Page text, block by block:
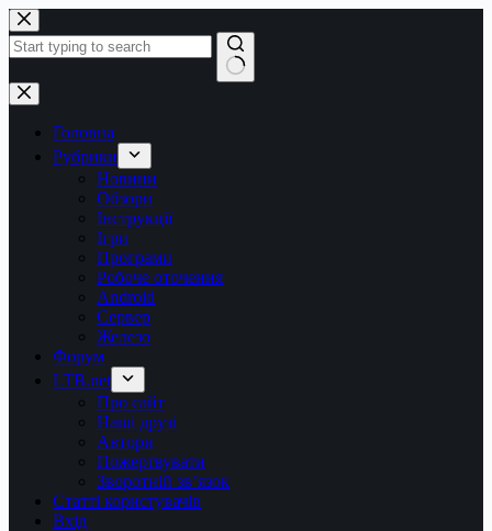
Перейти
до
вмісту
Немає
результатів
Головна
Рубрики
Новини
Обзори
Інструкції
Ігри
Програми
Робоче оточення
Android
Сервер
Железо
Форум
LTB.net
Про сайт
Наші друзі
Автори
Пожертвувати
Зворотній зв’язок
Статті користувачів
Вхід